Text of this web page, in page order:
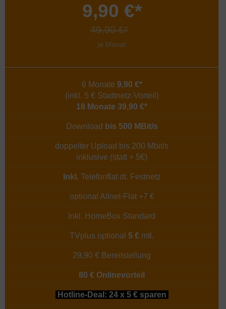
9,90 €*
49,90 €*
je Monat
6 Monate 9,90 €*
(inkl. 5 € Stadtnetz-Vorteil)
18 Monate 39,90 €*
Download bis 500 MBit/s
doppelter Upload bis 200 Mbit/s
inklusive (statt + 5€)
Inkl.Telefonflat dt. Festnetz
optional Allnet-Flat +7 €
Inkl. HomeBox Standard
TVplus optional 5 € mtl.
29,90 € Bereitstellung
80 € Onlinevorteil
Hotline-Deal: 24 x 5 € sparen